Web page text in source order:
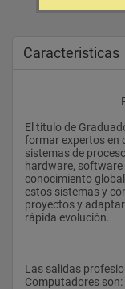
Caracteristicas
El titulo de
formar expertos en
sistemas de
hardware, software
conocimiento
estos sistemas y
proyectos y
rápida evolución.
Las salidas
Computadores son: